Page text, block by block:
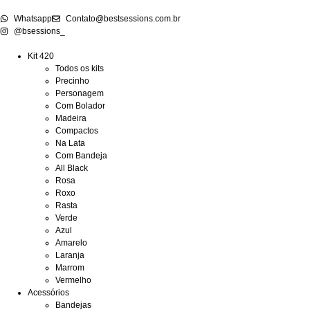
Whatsapp
Contato@bestsessions.com.br
@bsessions_
Kit 420
Todos os kits
Precinho
Personagem
Com Bolador
Madeira
Compactos
Na Lata
Com Bandeja
All Black
Rosa
Roxo
Rasta
Verde
Azul
Amarelo
Laranja
Marrom
Vermelho
Acessórios
Bandejas